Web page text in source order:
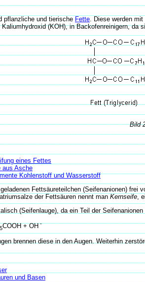
pflanzliche und tierische Fette. Diese werden
(KOH), in Backofenreinigern, da
Bild
eines Fettes
aus Asche
Kohlenstoff und Wasserstoff
Fettsäureteilchen (Seifenanionen) frei
der Fettsäuren nennt man Kernseife,
(Seifenlauge), da ein Teil der
COOH + OH-
brennen diese in den Augen. Weiterhin
und Basen